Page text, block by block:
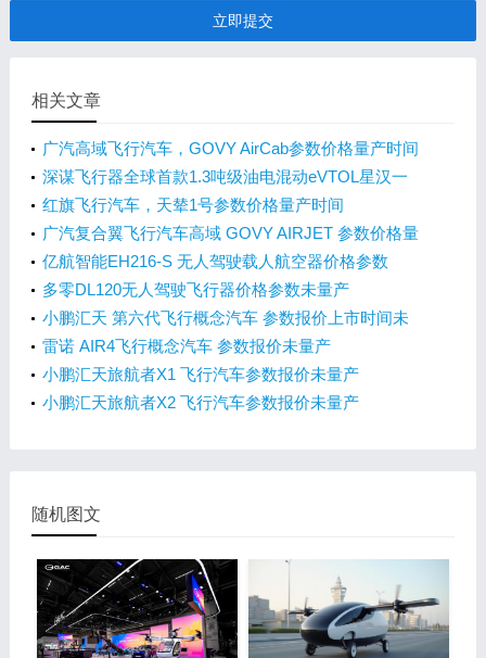
立即提交
相关文章
广汽高域飞行汽车，GOVY AirCab参数价格量产时间
深谋飞行器全球首款1.3吨级油电混动eVTOL星汉一
号HW450H参数价格量产时间
红旗飞行汽车，天辇1号参数价格量产时间
广汽复合翼飞行汽车高域 GOVY AIRJET 参数价格量
产时间
亿航智能EH216-S 无人驾驶载人航空器价格参数
多零DL120无人驾驶飞行器价格参数未量产
小鹏汇天 第六代飞行概念汽车 参数报价上市时间未
量产
雷诺 AIR4飞行概念汽车 参数报价未量产
小鹏汇天旅航者X1 飞行汽车参数报价未量产
小鹏汇天旅航者X2 飞行汽车参数报价未量产
随机图文